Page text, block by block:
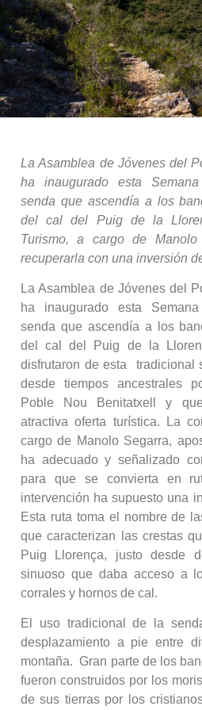
La Asamblea de Jóvenes del
ha inaugurado esta
senda que ascendía a los
del cal del Puig de la
Turismo, a cargo de
recuperarla con una inversión
La Asamblea de Jóvenes del
ha inaugurado esta
senda que ascendía a los
del cal del Puig de la
disfrutaron de esta tradicional
desde tiempos ancestrales
Poble Nou Benitatxell y
atractiva oferta turística. La
cargo de Manolo Segarra,
ha adecuado y señalizado
para que se convierta en
intervención ha supuesto una
Esta ruta toma el nombre de
que caracterizan las crestas
Puig Llorença, justo desde
sinuoso que daba acceso a
corrales y hornos de cal.
El uso tradicional de la
desplazamiento a pie entre
montaña. Gran parte de los
fueron construidos por los
de sus tierras por los